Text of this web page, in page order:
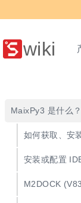
wiki
MaixPy3 是什么
如何获取、安
安装或配置
M2DOCK